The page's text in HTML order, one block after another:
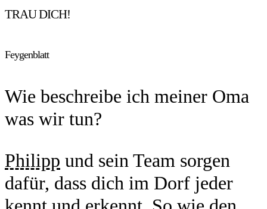
TRAU DICH!
Feygenblatt
Wie beschreibe ich meiner Oma
was wir tun?
Philipp und sein Team sorgen
dafür, dass dich im Dorf jeder